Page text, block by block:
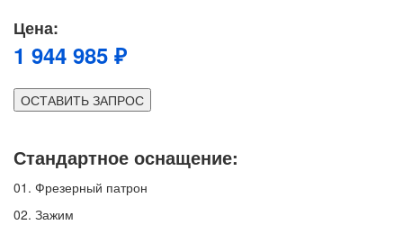
Цена:
1 944 985 ₽
ОСТАВИТЬ ЗАПРОС
Стандартное оснащение:
01. Фрезерный патрон
02. Зажим